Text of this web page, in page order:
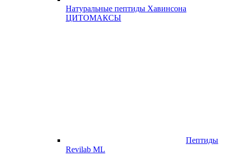
Натуральные пептиды Хавинсона
ЦИТОМАКСЫ
Пептиды
Revilab ML